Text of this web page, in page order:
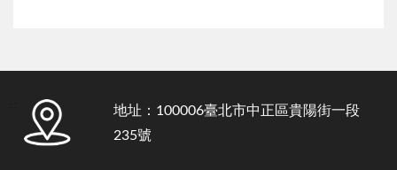
地址：100006臺北市中正區貴陽街一段
235號